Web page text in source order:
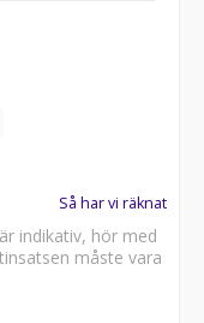
Så har vi räknat
indikativ, hör med
måste vara